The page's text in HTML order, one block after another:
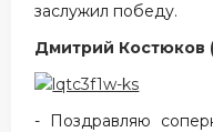
заслужил победу.
Дмитрий Костюков
- Поздравляю